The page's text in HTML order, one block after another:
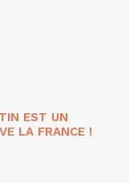
EST UN
LA FRANCE !